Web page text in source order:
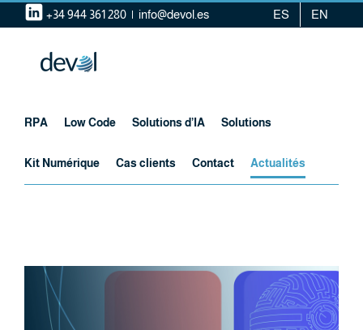
content
+34 944 361 280 | info@devol.es ES EN
RPA Low Code Solutions d’IA Solutions
Kit Numérique Cas clients Contact Actualités